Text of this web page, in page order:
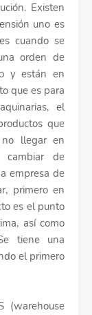
Existen
uno es
cuando se
orden de
y están en
que es para
el
que
no llegar en
cambiar de
empresa de
primero en
es el punto
así como
tiene una
el primero
(warehouse